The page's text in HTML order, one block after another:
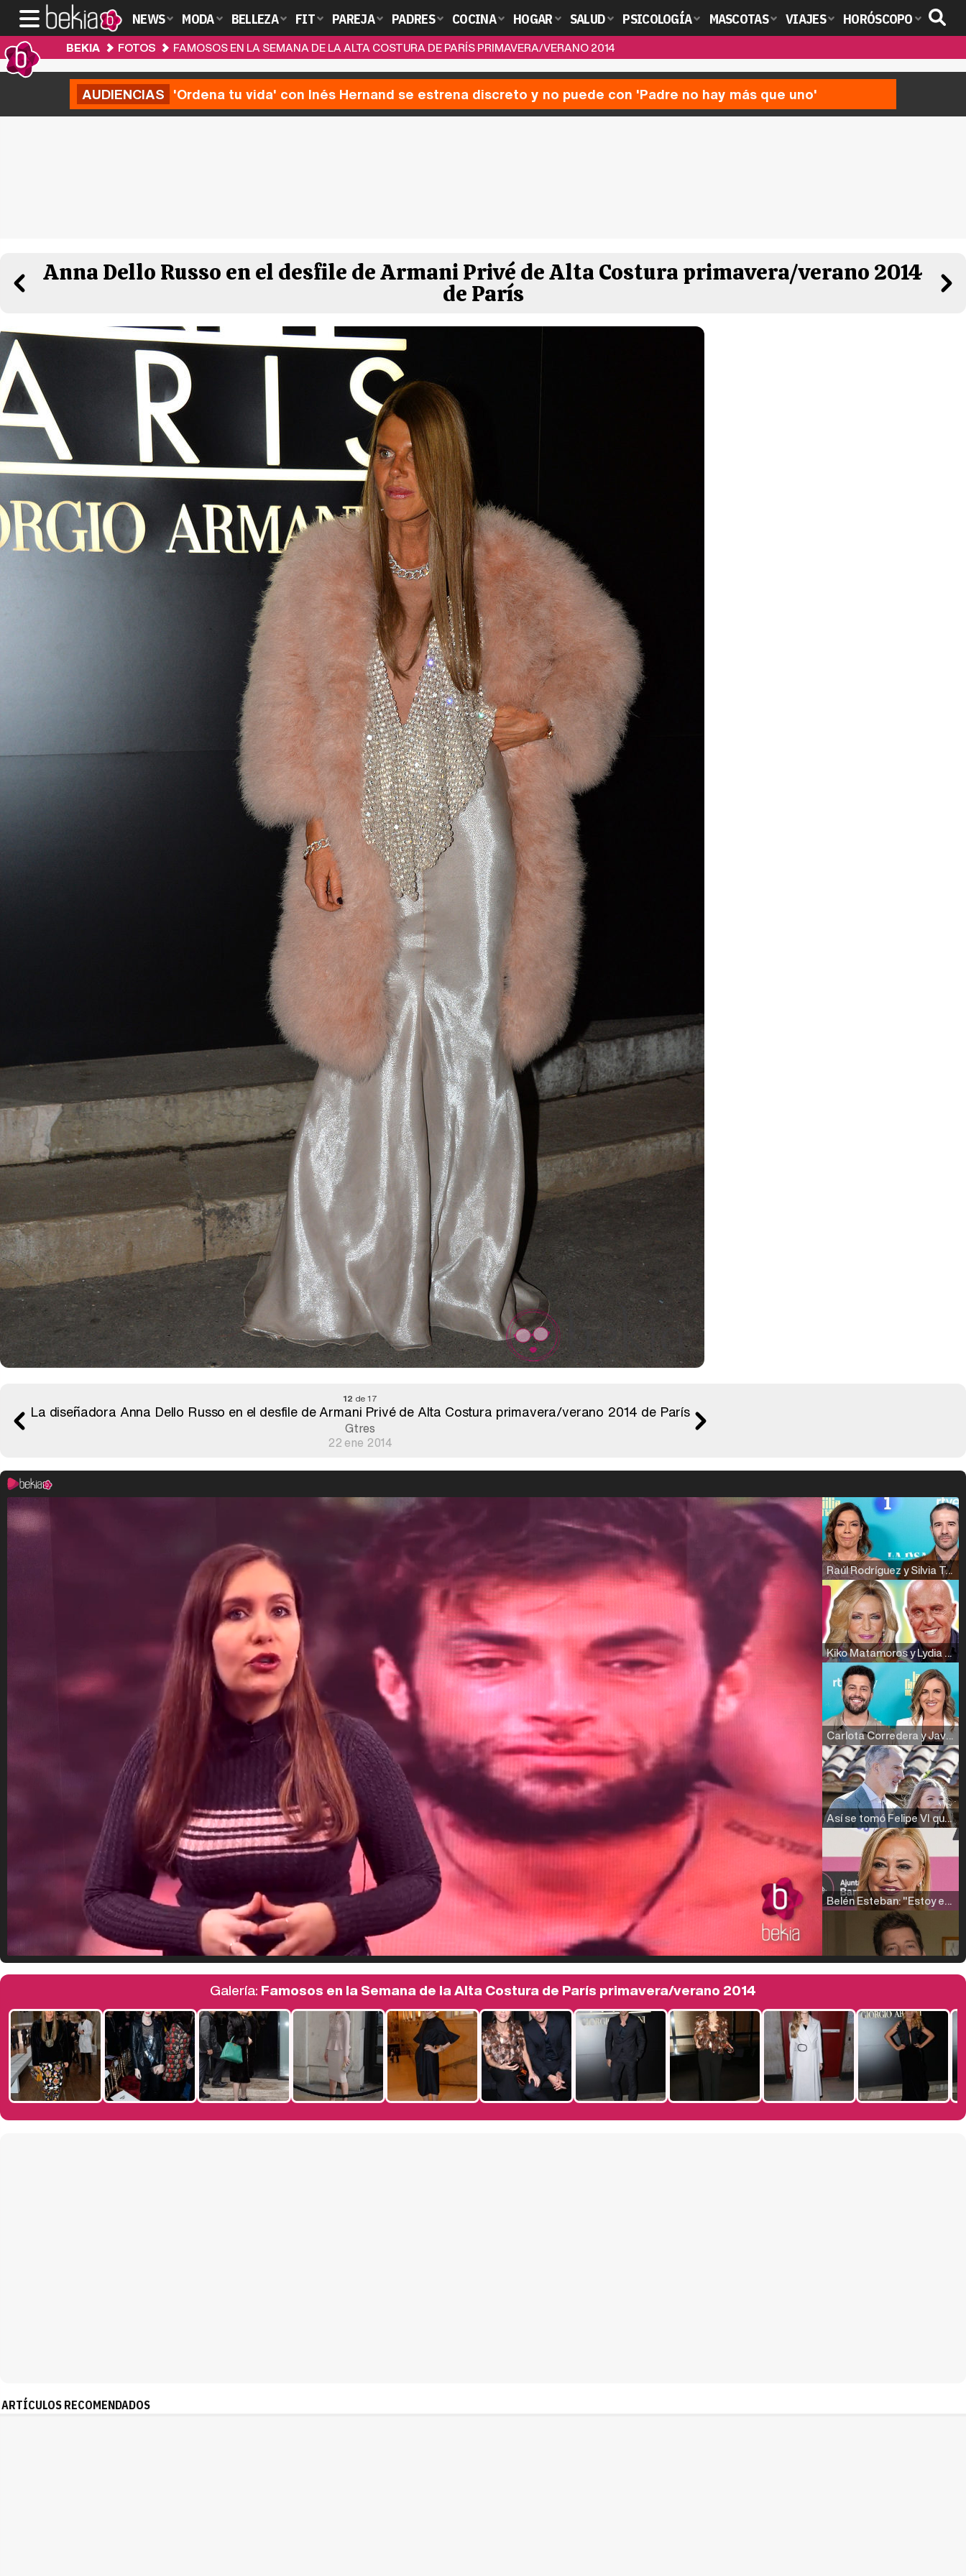
NEWS MODA BELLEZA FIT PAREJA PADRES COCINA HOGAR SALUD PSICOLOGÍA MASCOTAS VIAJES HORÓSCOPO
BEKIA FOTOS FAMOSOS EN LA SEMANA DE LA ALTA COSTURA DE PARÍS PRIMAVERA/VERANO 2014
AUDIENCIAS 'Ordena tu vida' con Inés Hernand se estrena discreto y no puede con 'Padre no hay más que uno'
Anna Dello Russo en el desfile de Armani Privé de Alta Costura primavera/verano 2014
de París
12 de 17
La diseñadora Anna Dello Russo en el desfile de Armani Privé de Alta Costura primavera/verano 2014 de París
Gtres
22 ene 2014
Raúl Rodríguez y Silvia Taulés nos cuentan su papel en 'La familia de la tele'
Kiko Matamoros y Lydia Lozano: "Nuestro público es de todas las edades y RTVE tiene un público muy pegado a las novelas, al que tenemos que captar"
Carlota Corredera y Javier de Hoyos: "La tele tiene que representar al público también y aquí están todos los perfiles posibles&quo;
Así se tomó Felipe VI que la Infanta Sofía no quisiera recibir formación militar
Belén Esteban: "Estoy emocionada, muy contenta y muy feliz por llegar a RTVE"
Galería: Famosos en la Semana de la Alta Costura de París primavera/verano 2014
ARTÍCULOS RECOMENDADOS